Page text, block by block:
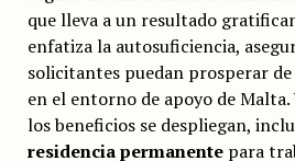
que lleva a un resultado
enfatiza la autosuficiencia,
solicitantes puedan prosperar
en el entorno de apoyo de Malta.
los beneficios se despliegan,
residencia permanentepara